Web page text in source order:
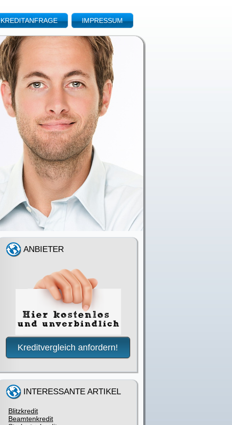
KREDITANFRAGE IMPRESSUM
ANBIETER
Kreditvergleich anfordern!
INTERESSANTE ARTIKEL
Blitzkredit
Beamtenkredit